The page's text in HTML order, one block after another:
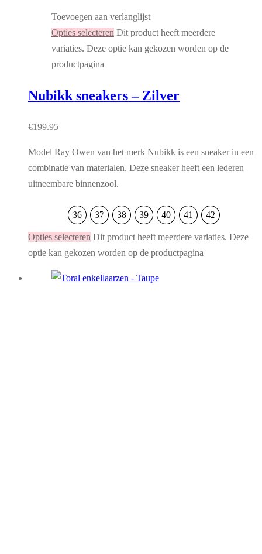
Toevoegen aan verlanglijst
Opties selecteren Dit product heeft meerdere
variaties. Deze optie kan gekozen worden op de
productpagina
Nubikk sneakers – Zilver
€199.95
Model Ray Owen van het merk Nubikk is een sneaker in een
combinatie van materialen. Deze sneaker heeft een lederen
uitneembare binnenzool.
36 37 38 39 40 41 42
Opties selecteren Dit product heeft meerdere variaties. Deze
optie kan gekozen worden op de productpagina